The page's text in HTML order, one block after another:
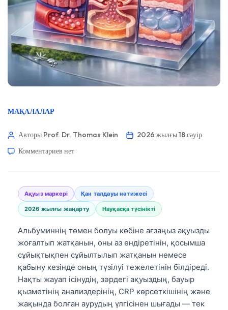
МАҚАЛАЛАР
Авторы Prof. Dr. Thomas Klein
2026 жылғы 18 сәуір
Комментариев нет
Ақуыз маркері Қан талдауы нәтижесі
2026 жылғы жаңарту Науқасқа түсінікті
Альбуминнің төмен болуы көбіне ағзаңыз ақуызды
жоғалтып жатқанын, оны аз өндіретінін, қосымша
сұйықтықпен сұйылтылып жатқанын немесе
қабыну кезінде оның түзілуі тежелетінін білдіреді.
Нақты жауап ісінудің, зәрдегі ақуыздың, бауыр
қызметінің анализдерінің, CRP көрсеткішінің және
жақында болған аурудың үлгісінен шығады — тек